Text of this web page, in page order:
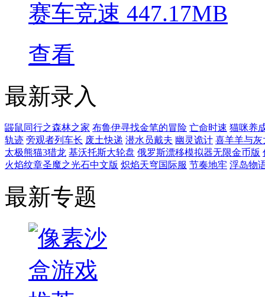
赛车竞速 447.17MB
查看
最新录入
鼹鼠同行之森林之家 布鲁伊寻找金笔的冒险 亡命时速 猫咪养
轨迹 旁观者列车长 废土快递 潜水员戴夫 幽灵诡计 喜羊羊与灰
太极熊猫3猎龙 基沃托斯大轮盘 俄罗斯漂移模拟器无限金币版
火焰纹章圣魔之光石中文版 炽焰天穹国际服 节奏地牢 浮岛物
最新专题